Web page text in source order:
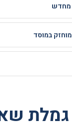
מחדש
במוסד
גמלת